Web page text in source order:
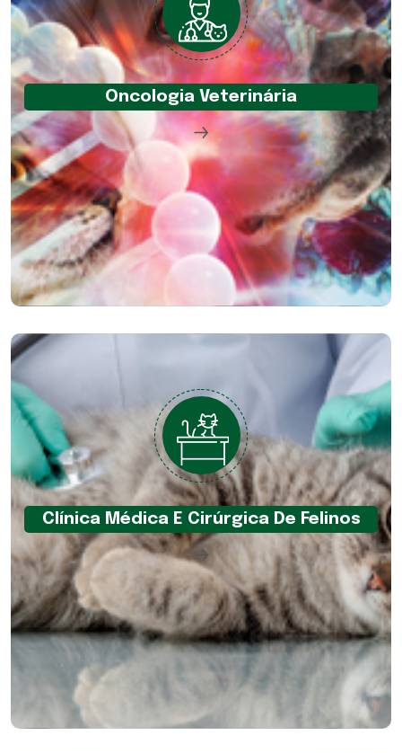
Oncologia Veterinária
Clínica Médica E Cirúrgica De Felinos